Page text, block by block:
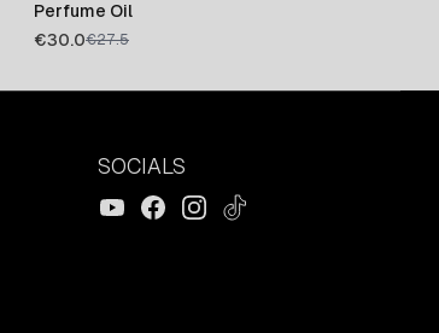
Perfume Oil
€30.0€27.5
SOCIALS
YouTubeFacebookInstagram
TikTok